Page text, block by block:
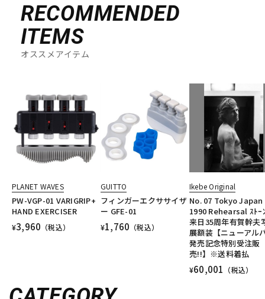
RECOMMENDED
ITEMS
オススメアイテム
PLANET WAVES
PW-VGP-01 VARIGRIP+
HAND EXERCISER
¥3,960 （税込）
GUITTO
フィンガーエクササイザ
ー GFE-01
¥1,760 （税込）
Ikebe Original
No. 07 Tokyo Japan
1990 Rehearsal ｽﾄｰ
来日35周年有賀幹夫
展額装【ニューアル
発売記念特別受注販
売!!】※送料着払
¥60,001 （税込）